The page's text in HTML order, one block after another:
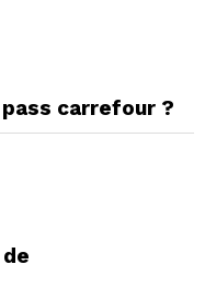
carrefour ?